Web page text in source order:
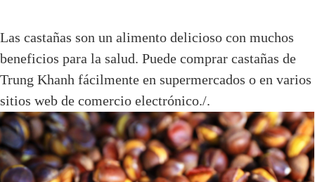
Las castañas son un alimento delicioso con muchos
beneficios para la salud. Puede comprar castañas de
Trung Khanh fácilmente en supermercados o en varios
sitios web de comercio electrónico./.